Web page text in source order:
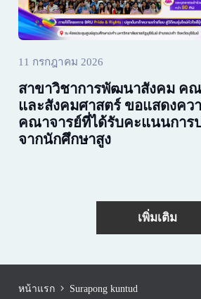
11 กรกฎาคม 2026
สาขาวิชาการพัฒนาสังคม ค
และสังคมศาสตร์ ขอแสดงคว
คณาจารย์ที่ได้รับคะแนนการ
จากนักศึกษาสูง
เพิ่มเติม
หน้าแรก Surapong kuntud